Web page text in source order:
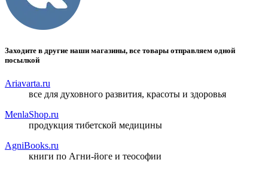
Заходите в другие наши магазины, все товары отправляем одной
посылкой
Ariavarta.ru
все для духовного развития, красоты и здоровья
MenlaShop.ru
продукция тибетской медицины
AgniBooks.ru
книги по Агни-йоге и теософии